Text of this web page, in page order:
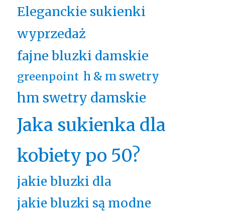
Eleganckie sukienki
wyprzedaż
fajne bluzki damskie
greenpoint h & m swetry
hm swetry damskie
Jaka sukienka dla
kobiety po 50?
jakie bluzki dla
jakie bluzki są modne